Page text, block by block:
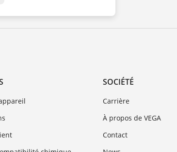
SOCIÉTÉ
Carrière
À propos de VEGA
Contact